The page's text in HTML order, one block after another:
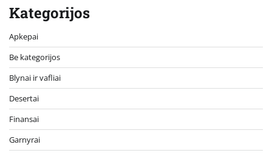
Kategorijos
Apkepai
Be kategorijos
Blynai ir vafliai
Desertai
Finansai
Garnyrai